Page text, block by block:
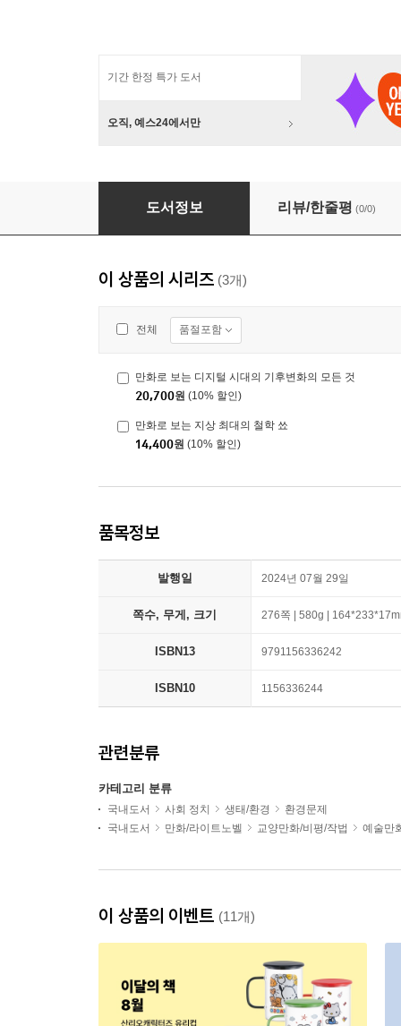
기간 한정 특가 도서
오직, 예스24에서만
만화로 보는 디지털 시대의 기후변화의 모든 것
도서정보 리뷰/한줄평 (0/0)
이 상품의 시리즈 (3개)
전체 품절포함
만화로 보는 디지털 시대의 기후변화의 모든 것
20,700원 (10% 할인)
만화로 보는 지상 최대의 철학 쑈
14,400원 (10% 할인)
품목정보
발행일 2024년 07월 29일
쪽수, 무게, 크기 276쪽 | 580g |
ISBN13 9791156336242
ISBN10 1156336244
관련분류
카테고리 분류
국내도서 사회 정치 생태/환경
환경문제
국내도서
만화/라이트노벨 교양만화/비평/작법 예술만
이 상품의 이벤트 (11개)